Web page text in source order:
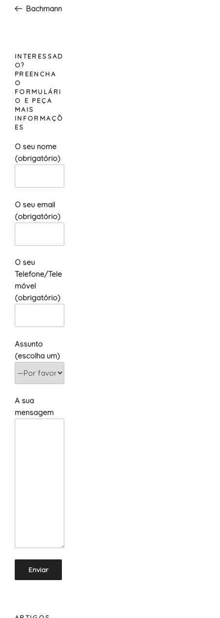
artigos
anterior
Bachmann
INTERESSAD
O?
PREENCHA
O
FORMULÁRI
O E PEÇA
MAIS
INFORMAÇÕ
ES
O seu nome
(obrigatório)
O seu email
(obrigatório)
O seu
Telefone/Tele
móvel
(obrigatório)
Assunto
(escolha um)
A sua
mensagem